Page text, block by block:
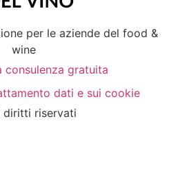
per le aziende del food &
wine
consulenza gratuita
dati e sui cookie
diritti riservati